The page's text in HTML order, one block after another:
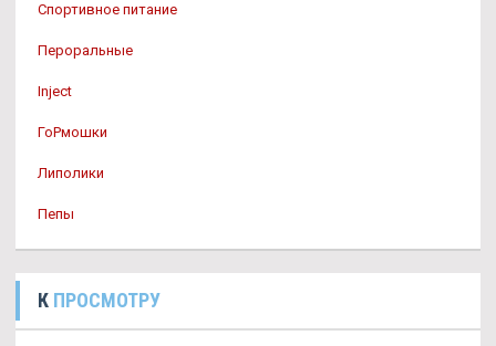
Спортивное питание
Пероральные
Inject
ГоРмошки
Липолики
Пепы
К ПРОСМОТРУ